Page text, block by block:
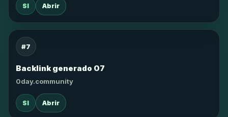
SI Abrir
#7
Backlink generado 07
0day.community
SI Abrir